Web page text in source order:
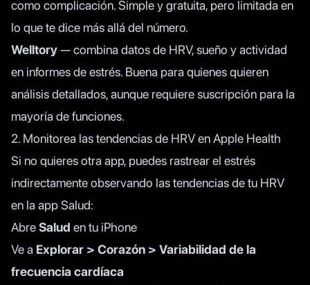
como complicación. Simple y gratuita, pero limitada en
lo que te dice más allá del número.
Welltory— combina datos de HRV, sueño y actividad
en informes de estrés. Buena para quienes quieren
análisis detallados, aunque requiere suscripción para la
mayoría de funciones.
2. Monitorea las tendencias de HRV en Apple Health
Si no quieres otra app, puedes rastrear el estrés
indirectamente observando las tendencias de tu HRV
en la app Salud:
AbreSalud en tu iPhone
Ve a Explorar > Corazón > Variabilidad de la
frecuencia cardíaca